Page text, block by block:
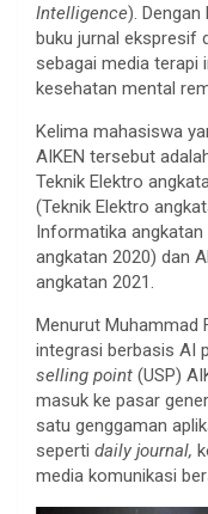
Intelligence). Dengan
buku jurnal ekspresif
sebagai media terapi
kesehatan mental
Kelima mahasiswa
AIKEN tersebut
Teknik Elektro
(Teknik Elektro
Informatika
angkatan 2020) dan
angkatan 2021.
Menurut Muhammad
integrasi berbasis AI
selling point (USP)
masuk ke pasar
satu genggaman
seperti daily journal,
media komunikasi